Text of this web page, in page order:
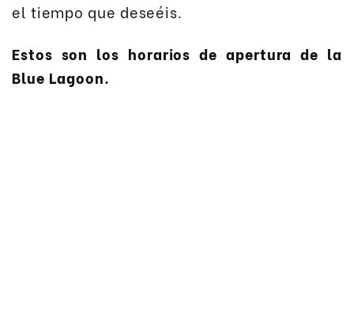
el tiempo que deseéis.
Estos son los horarios de apertura de la
Blue Lagoon.